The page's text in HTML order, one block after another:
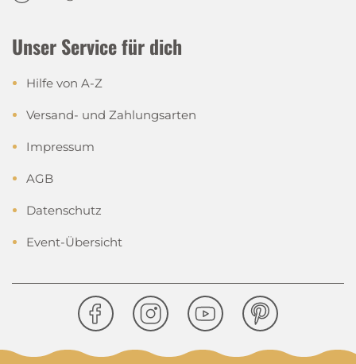
Unser Service für dich
Hilfe von A-Z
Versand- und Zahlungsarten
Impressum
AGB
Datenschutz
Event-Übersicht